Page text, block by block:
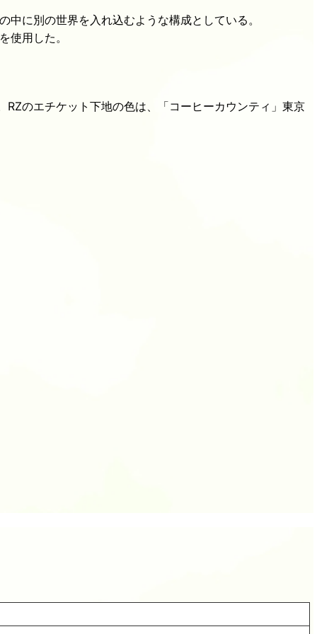
に別の世界を入れ込むような構成としている。
使用した。
のエチケット下地の色は、「コーヒーカウンティ」東京